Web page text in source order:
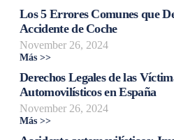
Los 5 Errores Comunes que
Accidente de Coche
November 26, 2024
Más >>
Derechos Legales de las
Automovilísticos en España
November 26, 2024
Más >>